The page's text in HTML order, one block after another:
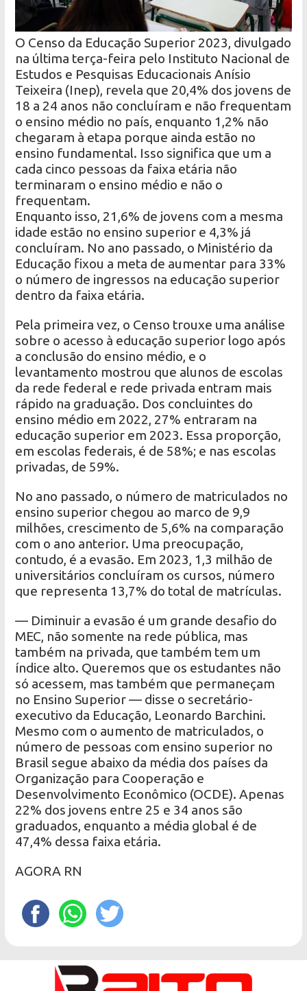
O Censo da Educação Superior 2023, divulgado
na última terça-feira pelo Instituto Nacional de
Estudos e Pesquisas Educacionais Anísio
Teixeira (Inep), revela que 20,4% dos jovens de
18 a 24 anos não concluíram e não frequentam
o ensino médio no país, enquanto 1,2% não
chegaram à etapa porque ainda estão no
ensino fundamental. Isso significa que um a
cada cinco pessoas da faixa etária não
terminaram o ensino médio e não o
frequentam.
Enquanto isso, 21,6% de jovens com a mesma
idade estão no ensino superior e 4,3% já
concluíram. No ano passado, o Ministério da
Educação fixou a meta de aumentar para 33%
o número de ingressos na educação superior
dentro da faixa etária.
Pela primeira vez, o Censo trouxe uma análise
sobre o acesso à educação superior logo após
a conclusão do ensino médio, e o
levantamento mostrou que alunos de escolas
da rede federal e rede privada entram mais
rápido na graduação. Dos concluintes do
ensino médio em 2022, 27% entraram na
educação superior em 2023. Essa proporção,
em escolas federais, é de 58%; e nas escolas
privadas, de 59%.
No ano passado, o número de matriculados no
ensino superior chegou ao marco de 9,9
milhões, crescimento de 5,6% na comparação
com o ano anterior. Uma preocupação,
contudo, é a evasão. Em 2023, 1,3 milhão de
universitários concluíram os cursos, número
que representa 13,7% do total de matrículas.
— Diminuir a evasão é um grande desafio do
MEC, não somente na rede pública, mas
também na privada, que também tem um
índice alto. Queremos que os estudantes não
só acessem, mas também que permaneçam
no Ensino Superior — disse o secretário-
executivo da Educação, Leonardo Barchini.
Mesmo com o aumento de matriculados, o
número de pessoas com ensino superior no
Brasil segue abaixo da média dos países da
Organização para Cooperação e
Desenvolvimento Econômico (OCDE). Apenas
22% dos jovens entre 25 e 34 anos são
graduados, enquanto a média global é de
47,4% dessa faixa etária.
AGORA RN